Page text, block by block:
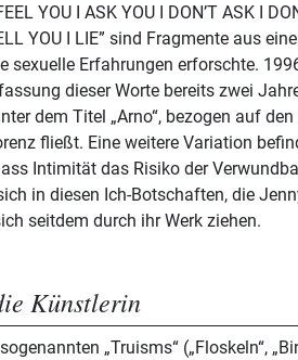
YOU I ASK YOU I DON’T ASK I
YOU I LIE” sind Fragmente aus
sexuelle Erfahrungen erforschte.
dieser Worte bereits zwei
dem Titel „Arno“, bezogen auf
fließt. Eine weitere Variation
Intimität das Risiko der
in diesen Ich-Botschaften, die
seitdem durch ihr Werk ziehen.
Künstlerin
„Truisms“ („Floskeln“,